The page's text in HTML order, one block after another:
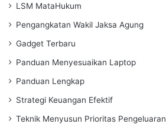
LSM MataHukum
Pengangkatan Wakil Jaksa Agung
Gadget Terbaru
Panduan Menyesuaikan Laptop
Panduan Lengkap
Strategi Keuangan Efektif
Teknik Menyusun Prioritas Pengeluaran